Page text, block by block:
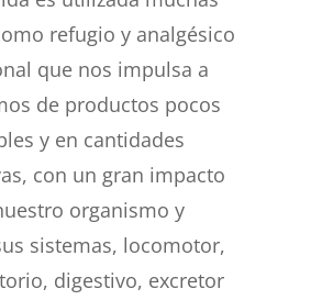
refugio y analgésico
que nos impulsa a
de productos pocos
y en cantidades
con un gran impacto
organismo y
sistemas, locomotor,
digestivo, excretor